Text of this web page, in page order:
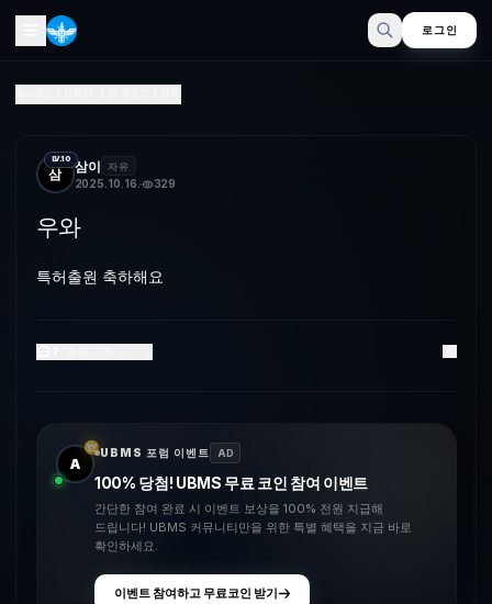
로그인
삼
LV.10 삼이 자유
2025. 10. 16. 329
우와
특허출원 축하해요
A
UBMS 포럼 이벤트 AD
100% 당첨! UBMS 무료 코인 참여 이벤트
간단한 참여 완료 시 이벤트 보상을 100% 전원 지급해
드립니다! UBMS 커뮤니티만을 위한 특별 혜택을 지금 바로
확인하세요.
이벤트 참여하고 무료코인 받기